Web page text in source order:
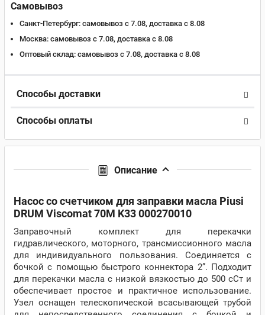
Самовывоз
Санкт-Петербург: самовывоз с 7.08, доставка c 8.08
Москва: самовывоз с 7.08, доставка c 8.08
Оптовый склад: самовывоз с 7.08, доставка c 8.08
Способы доставки
Способы оплаты
Описание
Насос со счетчиком для заправки масла Piusi
DRUM Viscomat 70M K33 000270010
Заправочный комплект для перекачки
гидравлического, моторного, трансмиссионного масла
для индивидуального пользования. Соединяется с
бочкой с помощью быстрого коннектора 2”. Подходит
для перекачки масла с низкой вязкостью до 500 сСт и
обеспечивает простое и практичное использование.
Узел оснащен телескопической всасывающей трубой